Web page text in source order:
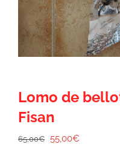
Lomo de
Fisan
65,00€ El
55,00€